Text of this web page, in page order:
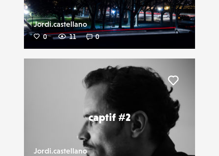
Jordi.castellano
0 11 0
captif #2
Jordi.castellano